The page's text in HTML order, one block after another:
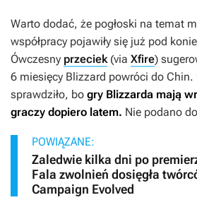
Warto dodać, że pogłoski na temat
współpracy pojawiły się już pod
Ówczesny przeciek(via Xfire)
6 miesięcy Blizzard powróci do
sprawdziło, bo gry Blizzarda mają
graczy dopiero latem. Nie podano
POWIĄZANE:
Zaledwie kilka dni po
Fala zwolnień dosięgła
Campaign Evolved